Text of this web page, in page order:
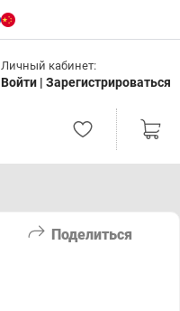
Личный кабинет:
Войти | Зарегистрироваться
Поделиться